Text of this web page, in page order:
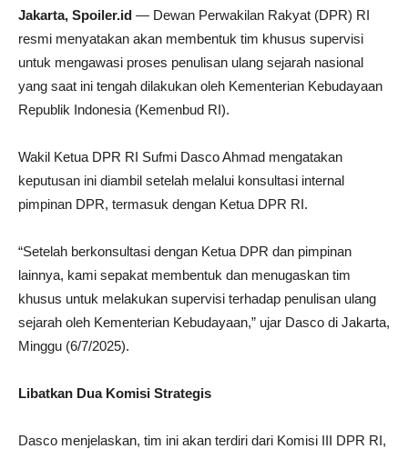
Jakarta, Spoiler.id — Dewan Perwakilan Rakyat (DPR) RI
resmi menyatakan akan membentuk tim khusus supervisi
untuk mengawasi proses penulisan ulang sejarah nasional
yang saat ini tengah dilakukan oleh Kementerian Kebudayaan
Republik Indonesia (Kemenbud RI).
Wakil Ketua DPR RI Sufmi Dasco Ahmad mengatakan
keputusan ini diambil setelah melalui konsultasi internal
pimpinan DPR, termasuk dengan Ketua DPR RI.
“Setelah berkonsultasi dengan Ketua DPR dan pimpinan
lainnya, kami sepakat membentuk dan menugaskan tim
khusus untuk melakukan supervisi terhadap penulisan ulang
sejarah oleh Kementerian Kebudayaan,” ujar Dasco di Jakarta,
Minggu (6/7/2025).
Libatkan Dua Komisi Strategis
Dasco menjelaskan, tim ini akan terdiri dari Komisi III DPR RI,